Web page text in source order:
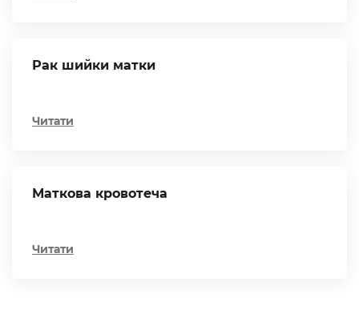
Рак шийки матки
Читати
Маткова кровотеча
Читати